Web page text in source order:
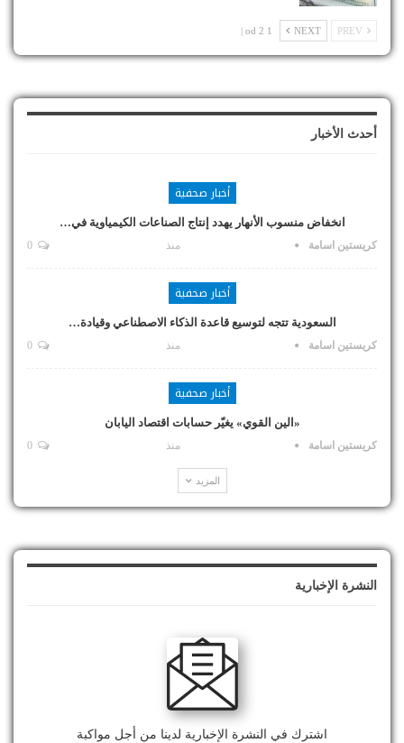
NEXT
1 od 2 |
أحدث الأخبار
أخبار صحفية
انخفاض منسوب الأنهار يهدد إنتاج الصناعات الكيمياوية في…
كريستين اسامة منذ
أخبار صحفية
السعودية تتجه لتوسيع قاعدة الذكاء الاصطناعي وقيادة…
كريستين اسامة منذ
أخبار صحفية
«الين القوي» يغيّر حسابات اقتصاد اليابان
كريستين اسامة منذ
المزيد
النشرة الإخبارية
اشترك في النشرة الإخبارية لدينا من أجل مواكبة